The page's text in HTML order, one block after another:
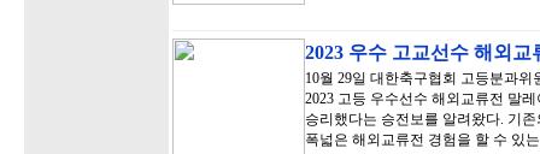
2023 우수 고교선수 해외
10월 29일 대한축구협회 고등분과
2023 고등 우수선수 해외교류전 말
승리했다는 승전보를 알려왔다. 기
폭넓은 해외교류전 경험을 할 수 있